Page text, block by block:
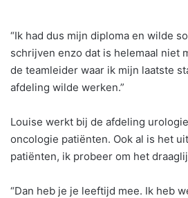
“Ik had dus mijn diploma en wilde
schrijven enzo dat is helemaal niet
de teamleider waar ik mijn laatste
afdeling wilde werken.”
Louise werkt bij de afdeling
oncologie patiënten. Ook al is het
patiënten, ik probeer om het
“Dan heb je je leeftijd mee. Ik heb